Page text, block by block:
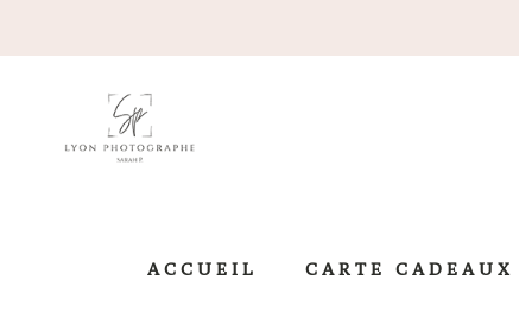
ACCUEIL CARTE CADEAUX